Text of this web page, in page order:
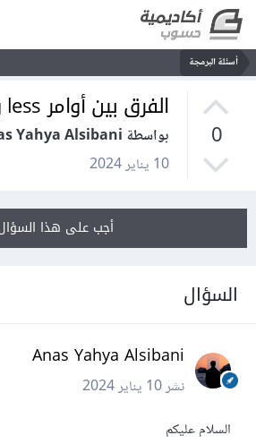
أسئلة البرمجة
0
الفرق بين أوامر less و cat و file
بواسطة Anas Yahya Alsibani
10 يناير 2024
أجب على هذا السؤال
السؤال
Anas Yahya Alsibani
نشر10 يناير 2024
السلام عليكم